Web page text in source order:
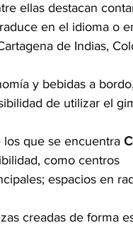
ellas destacan
en el idioma o
de Indias,
y bebidas a
de utilizar el
los que se encuentra
como centros
espacios en
creadas de forma